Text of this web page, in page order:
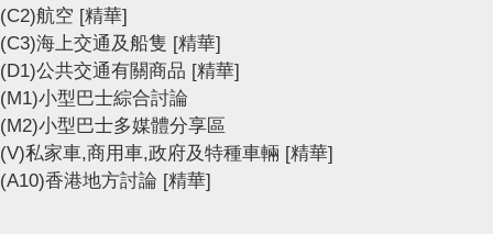
(C2)航空 [精華]
(C3)海上交通及船隻 [精華]
(D1)公共交通有關商品 [精華]
(M1)小型巴士綜合討論
(M2)小型巴士多媒體分享區
(V)私家車,商用車,政府及特種車輛 [精華]
(A10)香港地方討論 [精華]